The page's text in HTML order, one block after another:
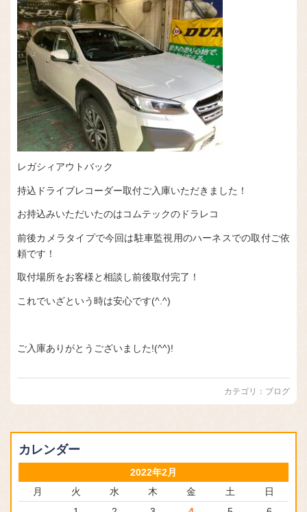
レガシィアウトバック
持込ドライブレコーダー取付ご入庫いただきました！
お持込みいただいたのはコムテックのドラレコ
前後カメラタイプで今回は駐車監視用のハーネスでの取付ご依
頼です！
取付場所をお客様と相談し前後取付完了！
これでいざという時は安心です(^.^)
ご入庫ありがとうございました!(^^)!
カテゴリ： ブログ
カレンダー
2022年2月
月
火 水 木 金 土
日